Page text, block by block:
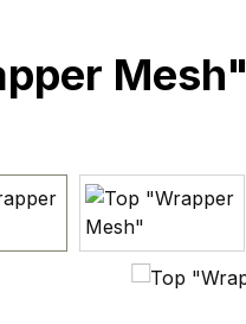
Mesh"